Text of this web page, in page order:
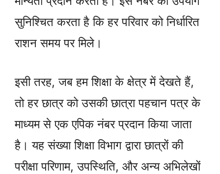
सुनिश्चित करता है कि हर परिवार को निर्धारित
राशन समय पर मिले।
इसी तरह, जब हम शिक्षा के क्षेत्र में देखते हैं,
तो हर छात्र को उसकी छात्रा पहचान पत्र के
माध्यम से एक एपिक नंबर प्रदान किया जाता
है। यह संख्या शिक्षा विभाग द्वारा छात्रों की
परीक्षा परिणाम, उपस्थिति, और अन्य अभिलेखों